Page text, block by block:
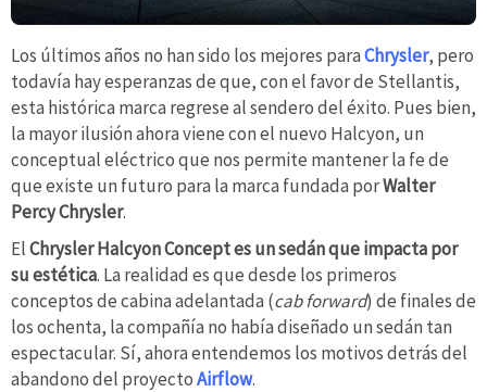
Los últimos años no han sido los mejores paraChrysler, pero
todavía hay esperanzas de que, con el favor de Stellantis,
esta histórica marca regrese al sendero del éxito. Pues bien,
la mayor ilusión ahora viene con el nuevo Halcyon, un
conceptual eléctrico que nos permite mantener la fe de
que existe un futuro para la marca fundada porWalter
Percy Chrysler.
ElChrysler Halcyon Concept es un sedán que impacta por
su estética. La realidad es que desde los primeros
conceptos de cabina adelantada (cab forward) de finales de
los ochenta, la compañía no había diseñado un sedán tan
espectacular. Sí, ahora entendemos los motivos detrás del
abandono del proyectoAirflow.